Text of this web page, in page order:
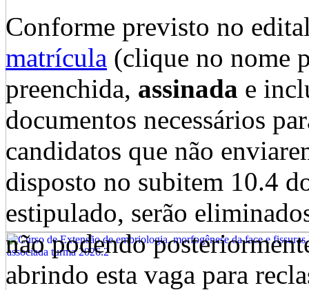
Conforme previsto no
matrícula (clique no nome
preenchida, assinada e
documentos necessários
candidatos que não
disposto no subitem 10.4
estipulado, serão
não podendo
abrindo esta vaga para